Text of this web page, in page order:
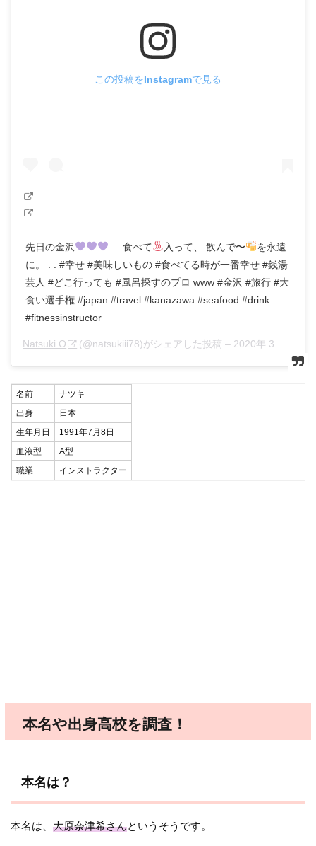
この投稿をInstagramで見る
先日の金沢 . . 食べて 入って、 飲んで〜
を永遠
に。 . . #幸せ #美味しいもの #食べてる時が一番幸せ #銭湯
芸人 #どこ行っても #風呂探すのプロ www #金沢 #旅行 #大
食い選手権 #japan #travel #kanazawa #seafood #drink
#fitnessinstructor
Natsuki.O (@natsukiii78)がシェアした投稿 – 2020年 3月月4日午後4時32分PST
名前
ナツキ
出身
日本
生年月日
1991年7月8日
血液型
A型
職業
インストラクター
本名や出身高校を調査！
本名は？
本名は、大原奈津希さんというそうです。